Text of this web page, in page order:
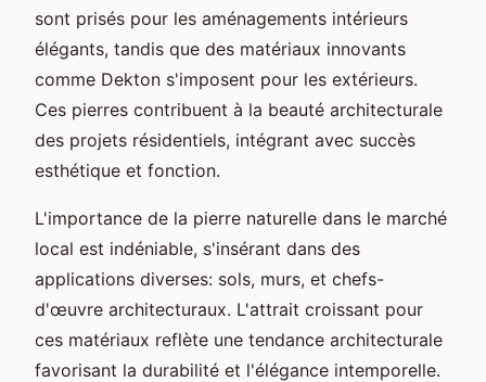
sont prisés pour les aménagements intérieurs
élégants, tandis que des matériaux innovants
comme Dekton s'imposent pour les extérieurs.
Ces pierres contribuent à la beauté architecturale
des projets résidentiels, intégrant avec succès
esthétique et fonction.
L'importance de la pierre naturelle dans le marché
local est indéniable, s'insérant dans des
applications diverses: sols, murs, et chefs-
d'œuvre architecturaux. L'attrait croissant pour
ces matériaux reflète une tendance architecturale
favorisant la durabilité et l'élégance intemporelle.